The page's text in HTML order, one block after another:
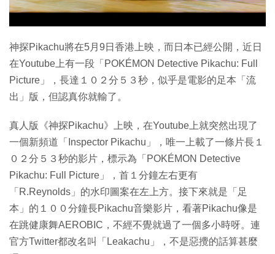
神探Pikachu將在5月9日香港上映，而日本已經公開，近日
在Youtube上有一段「POKÉMON Detective Pikachu: Full
Picture」，長達１０２分５３秒，似乎是電影的足本「流
出」版，但認真你就輸了。
真人版《神探Pikachu》上映，在Youtube上就突然出現了
一個新頻道「Inspector Pikachu」，唯一上載了一條片長１
０２分５３秒的影片，標示為「POKÉMON Detective
Pikachu: Full Picture」，首１分鐘左右更有
「R.Reynolds」的水印圖案在左上方。接下來就是「足
本」的１００分鐘長Pikachu音樂影片，看著Pikachu像是
在跳健康舞AEROBIC，不經不覺就過了一個多小時呀。連
官方Twitter都改名叫「Leakachu」，不是惡攪的話算甚麼